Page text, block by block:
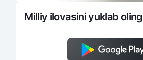
Milliy ilovasini yuklab oling